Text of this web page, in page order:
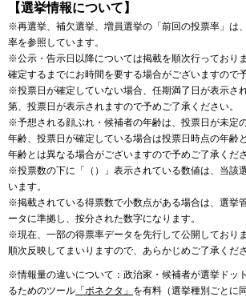
【選挙情報について】
※再選挙、補欠選挙、増員選挙の「前回の投票率」は
率を参照しています。
※公示・告示日以降については掲載を順次行っており
確定するまでにお時間を要する場合がございますので
※投票日が確定していない場合、任期満了日が表示さ
第、投票日が表示されますので予めご了承ください。
※予想される顔ぶれ・候補者の年齢は、投票日が未定
年齢、投票日が確定している場合は投票日時点の年齢
年齢とは異なる場合がございますので予めご了承くださ
※投票数の下に「（）」表示されている数値は、当該
います。
※掲載されている得票数で小数点がある場合は、選挙
ータに準拠し、按分された数字になります。
※現在、一部の得票率データを先行して公開しており
順次反映してまいりますので、あらかじめご了承くださ
※情報量の違いについて：政治家・候補者が選挙ドッ
るためのツール 「ボネクタ」 を有料（選挙種別ごとに